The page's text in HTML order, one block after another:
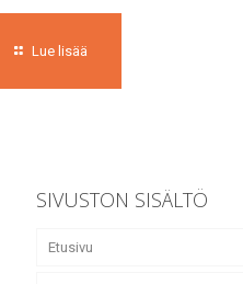
Lue lisää
SIVUSTON SISÄLTÖ
Etusivu